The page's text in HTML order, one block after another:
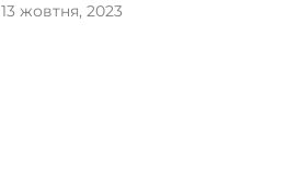
13 жовтня, 2023